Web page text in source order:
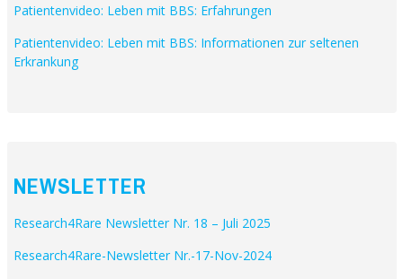
Patientenvideo: Leben mit BBS: Erfahrungen
Patientenvideo: Leben mit BBS: Informationen zur seltenen
Erkrankung
NEWSLETTER
Research4Rare Newsletter Nr. 18 – Juli 2025
Research4Rare-Newsletter Nr.-17-Nov-2024